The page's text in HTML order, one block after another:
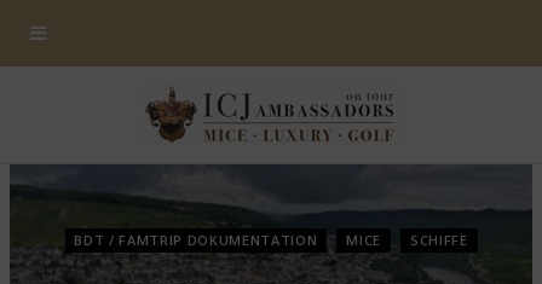
BDT / FAMTRIP DOKUMENTATION MICE SCHIFFE